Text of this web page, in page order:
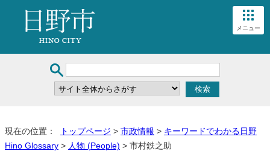
メニュー
現在の位置： トップページ > 市政情報 > キーワードでわかる日野
Hino Glossary > 人物 (People) > 市村鉄之助